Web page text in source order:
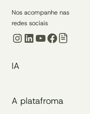
Nos acompanhe nas
redes sociais
Instagram
LinkedIn
Youtube
Facebook
IA
A platafroma